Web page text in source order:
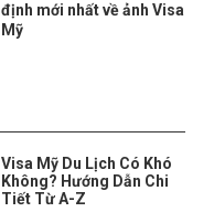
định mới nhất về ảnh Visa
Mỹ
Visa Mỹ Du Lịch Có Khó
Không? Hướng Dẫn Chi
Tiết Từ A-Z